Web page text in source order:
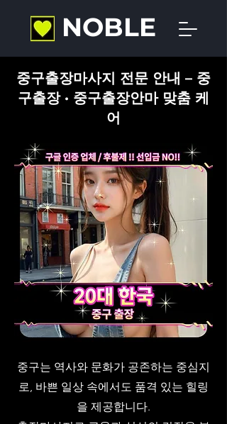
NOBLE
중구출장마사지 전문 안내 – 중
구출장 · 중구출장안마 맞춤 케
어
중구는 역사와 문화가 공존하는 중심지
로, 바쁜 일상 속에서도 품격 있는 힐링
을 제공합니다.